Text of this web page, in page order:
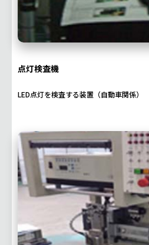
点灯検査機
LED点灯を検査する装置（自動車関係）